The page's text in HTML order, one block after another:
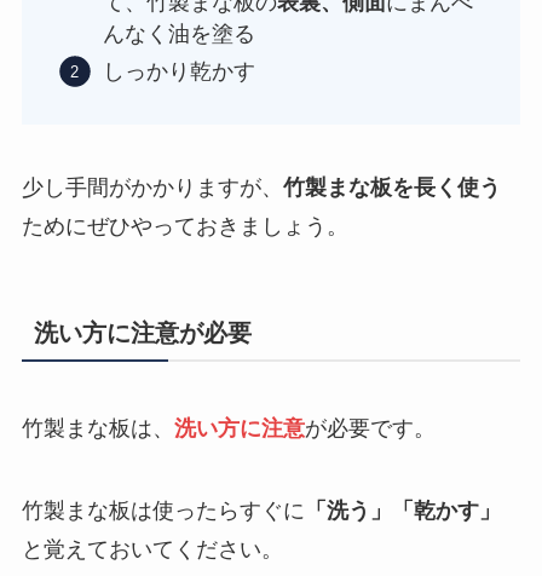
んなく油を塗る
しっかり乾かす
少し手間がかかりますが、 竹製まな板を長く使う
ためにぜひやっておきましょう。
洗い方に注意が必要
竹製まな板は、 洗い方に注意が必要です。
竹製まな板は使ったらすぐに 「洗う」「乾かす」
と覚えておいてください。